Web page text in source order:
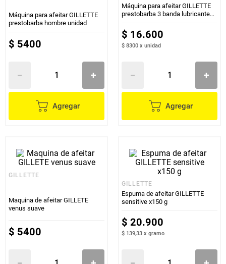
Máquina para afeitar GILLETTE
prestobarba hombre unidad
$ 5400
Agregar
Máquina para afeitar GILLETTE
prestobarba 3 banda lubricante
$ 16.600
$ 8300 x unidad
Agregar
GILLETTE
Maquina de afeitar GILLETE
venus suave
$ 5400
GILLETTE
Espuma de afeitar GILLETTE
sensitive x150 g
$ 20.900
$ 139,33 x gramo